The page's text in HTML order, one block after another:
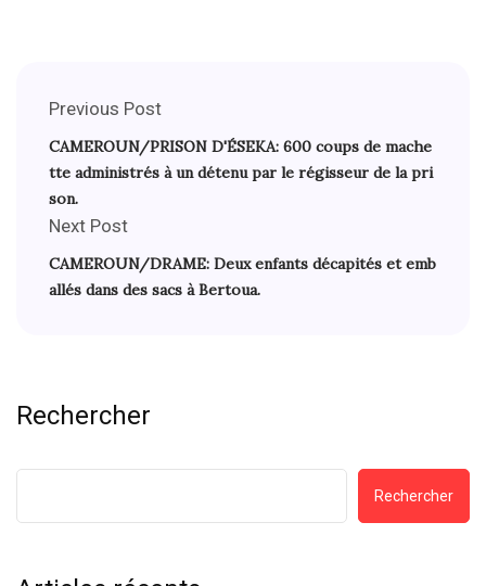
Previous Post
CAMEROUN/PRISON D'ÉSEKA: 600 coups de mache
tte administrés à un détenu par le régisseur de la pri
son.
Next Post
CAMEROUN/DRAME: Deux enfants décapités et emb
allés dans des sacs à Bertoua.
Rechercher
Rechercher